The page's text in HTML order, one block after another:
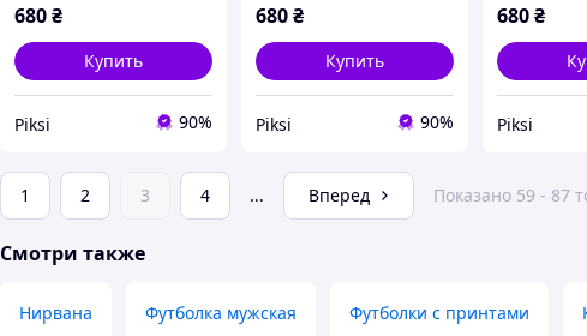
680₴
Купить
Piksi 90%
680₴
Купить
Piksi 90%
680₴
Piksi
1 2 3 4 ... Вперед Показано 59 - 87
Смотри также
Нирвана Футболка мужская Футболки с принтами